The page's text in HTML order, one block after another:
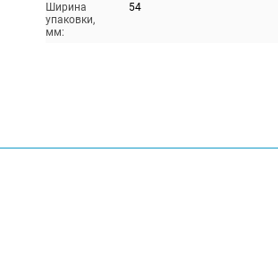
Ширина
упаковки,
мм:
54